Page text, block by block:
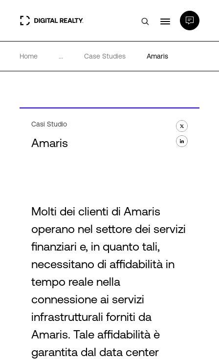
Data center
Partner
Accesso
Home ... Case Studies Amaris
Casi Studio
Amaris
Molti dei clienti di Amaris
operano nel settore dei servizi
finanziari e, in quanto tali,
necessitano di affidabilità in
tempo reale nella
connessione ai servizi
infrastrutturali forniti da
Amaris. Tale affidabilità è
garantita dal data center